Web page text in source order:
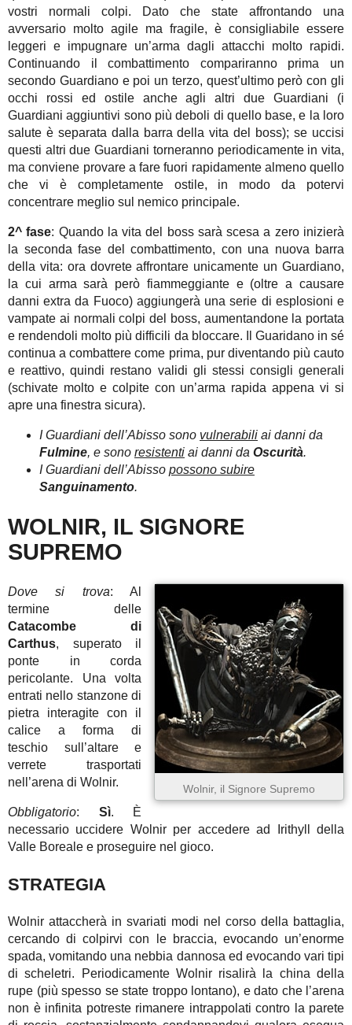
vostri normali colpi. Dato che state affrontando una
avversario molto agile ma fragile, è consigliabile essere
leggeri e impugnare un’arma dagli attacchi molto rapidi.
Continuando il combattimento compariranno prima un
secondo Guardiano e poi un terzo, quest’ultimo però con gli
occhi rossi ed ostile anche agli altri due Guardiani (i
Guardiani aggiuntivi sono più deboli di quello base, e la loro
salute è separata dalla barra della vita del boss); se uccisi
questi altri due Guardiani torneranno periodicamente in vita,
ma conviene provare a fare fuori rapidamente almeno quello
che vi è completamente ostile, in modo da potervi
concentrare meglio sul nemico principale.
2^ fase: Quando la vita del boss sarà scesa a zero inizierà
la seconda fase del combattimento, con una nuova barra
della vita: ora dovrete affrontare unicamente un Guardiano,
la cui arma sarà però fiammeggiante e (oltre a causare
danni extra da Fuoco) aggiungerà una serie di esplosioni e
vampate ai normali colpi del boss, aumentandone la portata
e rendendoli molto più difficili da bloccare. Il Guaridano in sé
continua a combattere come prima, pur diventando più cauto
e reattivo, quindi restano validi gli stessi consigli generali
(schivate molto e colpite con un’arma rapida appena vi si
apre una finestra sicura).
I Guardiani dell’Abisso sono vulnerabili ai danni da
Fulmine, e sono resistenti ai danni da Oscurità.
I Guardiani dell’Abisso possono subire
Sanguinamento.
WOLNIR, IL SIGNORE
SUPREMO
Wolnir, il Signore Supremo
Dove si trova: Al
termine delle
Catacombe di
Carthus, superato il
ponte in corda
pericolante. Una volta
entrati nello stanzone di
pietra interagite con il
calice a forma di
teschio sull’altare e
verrete trasportati
nell’arena di Wolnir.
Obbligatorio: Sì. È
necessario uccidere Wolnir per accedere ad Irithyll della
Valle Boreale e proseguire nel gioco.
STRATEGIA
Wolnir attaccherà in svariati modi nel corso della battaglia,
cercando di colpirvi con le braccia, evocando un’enorme
spada, vomitando una nebbia dannosa ed evocando vari tipi
di scheletri. Periodicamente Wolnir risalirà la china della
rupe (più spesso se state troppo lontano), e dato che l’arena
non è infinita potreste rimanere intrappolati contro la parete